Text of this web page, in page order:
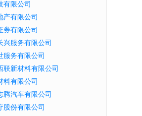
有限公司
产有限公司
券有限公司
兴服务有限公司
服务有限公司
联新材料有限公司
料有限公司
腾汽车有限公司
股份有限公司